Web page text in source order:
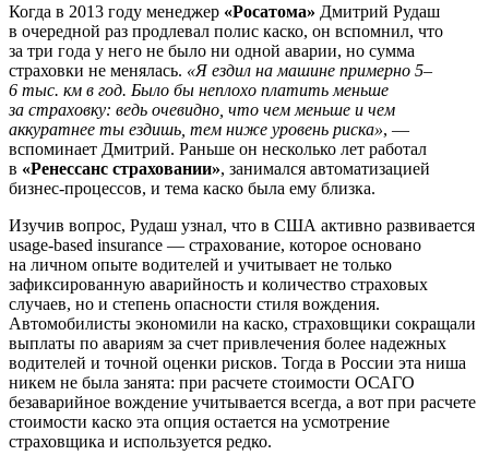
Когда в 2013 году менеджер «Росатома» Дмитрий Рудаш
в очередной раз продлевал полис каско, он вспомнил, что
за три года у него не было ни одной аварии, но сумма
страховки не менялась. «Я ездил на машине примерно 5–
6 тыс. км в год. Было бы неплохо платить меньше
за страховку: ведь очевидно, что чем меньше и чем
аккуратнее ты ездишь, тем ниже уровень риска», —
вспоминает Дмитрий. Раньше он несколько лет работал
в «Ренессанс страховании», занимался автоматизацией
бизнес-процессов, и тема каско была ему близка.
Изучив вопрос, Рудаш узнал, что в США активно развивается
usage-based insurance — страхование, которое основано
на личном опыте водителей и учитывает не только
зафиксированную аварийность и количество страховых
случаев, но и степень опасности стиля вождения.
Автомобилисты экономили на каско, страховщики сокращали
выплаты по авариям за счет привлечения более надежных
водителей и точной оценки рисков. Тогда в России эта ниша
никем не была занята: при расчете стоимости ОСАГО
безаварийное вождение учитывается всегда, а вот при расчете
стоимости каско эта опция остается на усмотрение
страховщика и используется редко.